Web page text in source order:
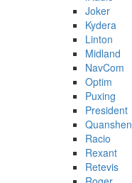
Joker
Kydera
Linton
Midland
NavCom
Optim
Puxing
President
Racio
Rexant
Retevis